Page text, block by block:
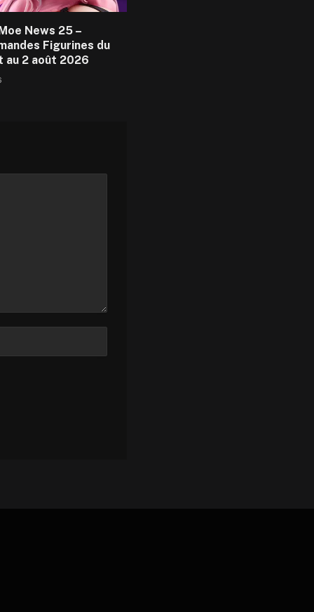
News 25 –
Figurines du
au 2 août 2026